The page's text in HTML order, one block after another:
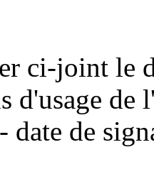
ci-joint le
d'usage
de